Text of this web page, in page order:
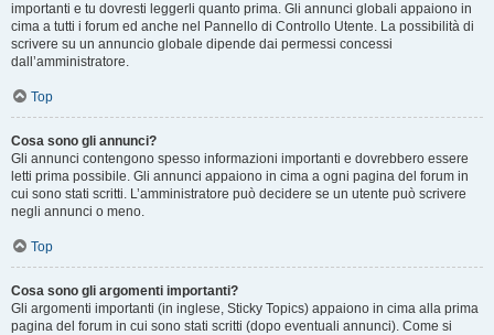
importanti e tu dovresti leggerli quanto prima. Gli annunci globali appaiono in
cima a tutti i forum ed anche nel Pannello di Controllo Utente. La possibilità di
scrivere su un annuncio globale dipende dai permessi concessi
dall’amministratore.
Top
Cosa sono gli annunci?
Gli annunci contengono spesso informazioni importanti e dovrebbero essere
letti prima possibile. Gli annunci appaiono in cima a ogni pagina del forum in
cui sono stati scritti. L’amministratore può decidere se un utente può scrivere
negli annunci o meno.
Top
Cosa sono gli argomenti importanti?
Gli argomenti importanti (in inglese, Sticky Topics) appaiono in cima alla prima
pagina del forum in cui sono stati scritti (dopo eventuali annunci). Come si